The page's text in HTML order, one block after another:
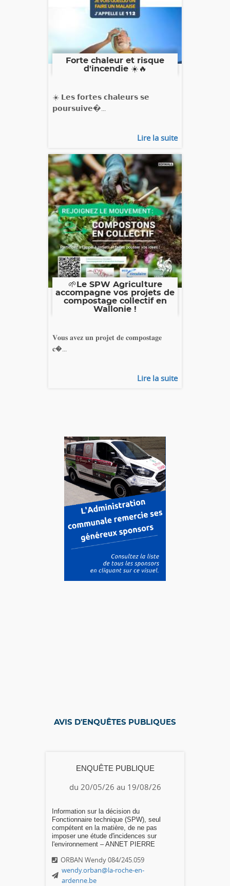
Forte chaleur et risque
d'incendie ☀️🔥
☀️ 𝗟𝗲𝘀 𝗳𝗼𝗿𝘁𝗲𝘀 𝗰𝗵𝗮𝗹𝗲𝘂𝗿𝘀 𝘀𝗲
𝗽𝗼𝘂𝗿𝘀𝘂𝗶𝘃𝗲�...
Lire la suite
🌱Le SPW Agriculture
accompagne vos projets de
compostage collectif en
Wallonie !
𝐕𝐨𝐮𝐬 𝐚𝐯𝐞𝐳 𝐮𝐧 𝐩𝐫𝐨𝐣𝐞𝐭 𝐝𝐞 𝐜𝐨𝐦𝐩𝐨𝐬𝐭𝐚𝐠𝐞
𝐜�...
Lire la suite
AVIS D'ENQUÊTES PUBLIQUES
ENQUÊTE PUBLIQUE
du 20/05/26 au 19/08/26
Information sur la décision du
Fonctionnaire technique (SPW), seul
compétent en la matière, de ne pas
imposer une étude d'incidences sur
l'environnement – ANNET PIERRE
ORBAN Wendy 084/245.059
wendy.orban@la-roche-en-
ardenne.be